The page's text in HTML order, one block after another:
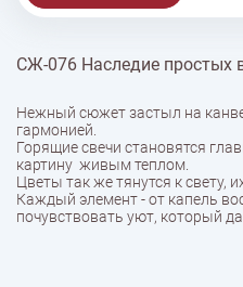
СЖ-076 Наследие простых
Нежный сюжет застыл на
гармонией.
Горящие свечи становятся
картину живым теплом.
Цветы так же тянутся к свету,
Каждый элемент - от капель
почувствовать уют, который